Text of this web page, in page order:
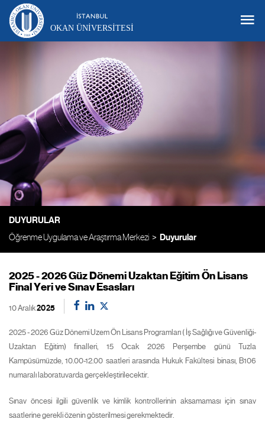
OKAN ÜNIVERSITESI
DUYURULAR
Öğrenme Uygulama ve Araştırma Merkezi Duyurular
2025 - 2026 Güz Dönemi Uzaktan Eğitim Ön Lisans
Final Yeri ve Sınav Esasları
10 Aralık2025
2025 - 2026 Güz Dönemi Uzem Ön Lisans Programları ( İş Sağlığı ve Güvenliği-
Uzaktan Eğitim) finalleri, 15 Ocak 2026 Perşembe günü Tuzla
Kampüsümüzde, 10.00-12.00 saatleri arasında Hukuk Fakültesi binası, B106
numaralı laboratuvarda gerçekleştirilecektir.
Sınav öncesi ilgili güvenlik ve kimlik kontrollerinin aksamaması için sınav
saatlerine gerekli özenin gösterilmesi gerekmektedir.